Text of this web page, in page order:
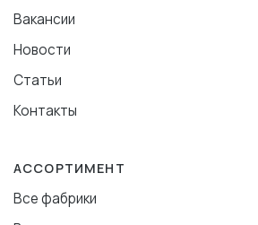
Вакансии
Новости
Статьи
Контакты
АССОРТИМЕНТ
Все фабрики